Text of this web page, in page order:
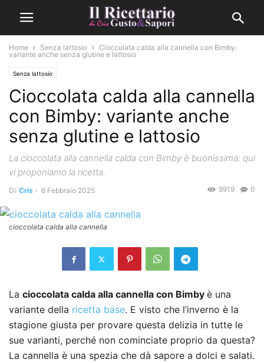
Home Senza lattosio
Cioccolata calda alla cannella con Bimby:
variante anche senza glutine e lattosio
Senza lattosio
Cioccolata calda alla cannella
con Bimby: variante anche
senza glutine e lattosio
La cioccolata alla cannella calda con Bimby è buonissima: qui
vi proponiamo la ricetta.
Di Cris - 6 Febbraio 2025 0
9919
cioccolata calda alla cannella
La cioccolata calda alla cannella con Bimby è una
variante della ricetta base. E visto che l’inverno è la
stagione giusta per provare questa delizia in tutte le
sue varianti, perché non cominciate proprio da questa?
La cannella è una spezia che dà sapore a dolci e salati.